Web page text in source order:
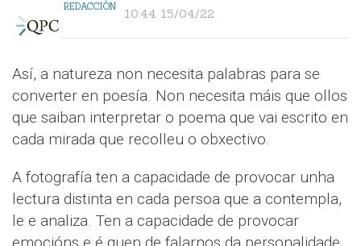
REDACCIÓN 10:44 15/04/22
Así, a natureza non necesita palabras para se
converter en poesía. Non necesita máis que ollos
que saiban interpretar o poema que vai escrito en
cada mirada que recolleu o obxectivo.
A fotografía ten a capacidade de provocar unha
lectura distinta en cada persoa que a contempla,
le e analiza. Ten a capacidade de provocar